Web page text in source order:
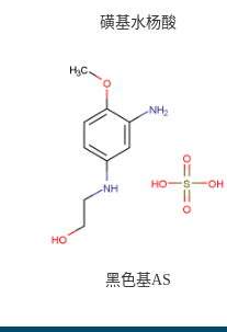
磺基水杨酸
黑色基AS